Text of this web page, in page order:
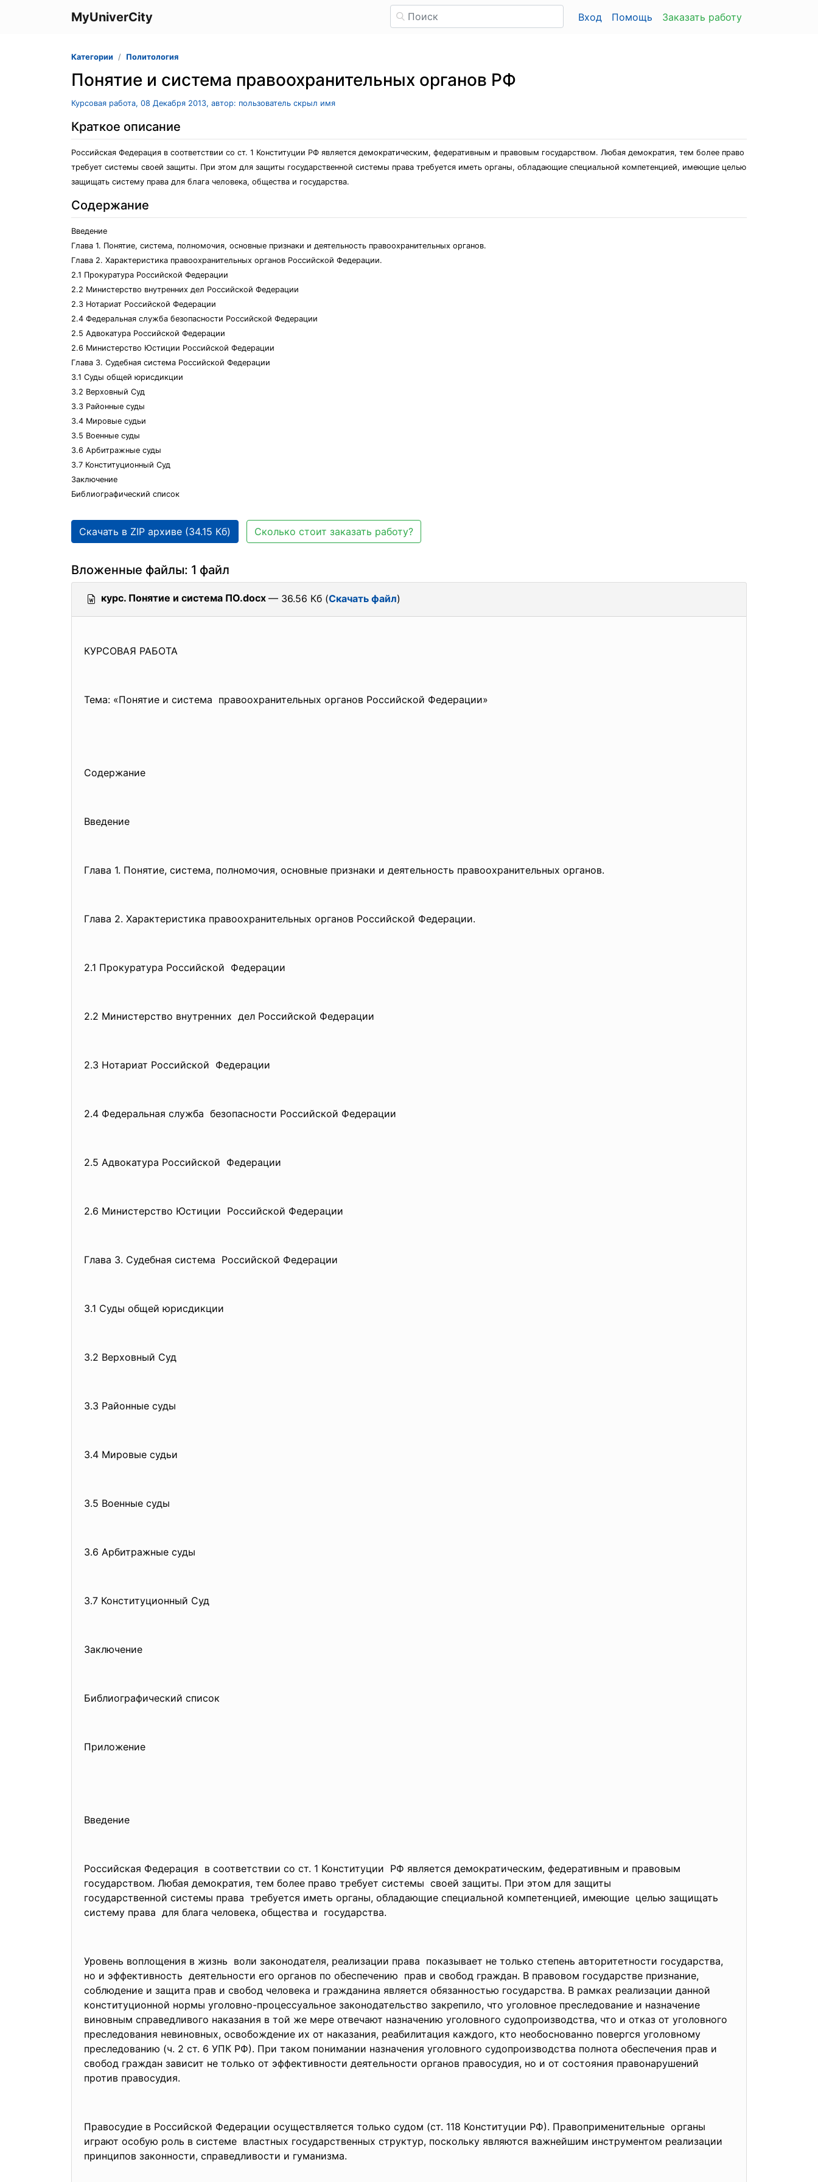
MyUniverCity Вход Помощь Заказать работу
Категории Политология
Понятие и система правоохранительных органов РФ
Курсовая работа, 08 Декабря 2013, автор: пользователь скрыл имя
Краткое описание
Российская Федерация в соответствии со ст. 1 Конституции РФ является демократическим, федеративным и правовым государством. Любая демократия, тем более право
требует системы своей защиты. При этом для защиты государственной системы права требуется иметь органы, обладающие специальной компетенцией, имеющие целью
защищать систему права для блага человека, общества и государства.
Содержание
Введение
Глава 1. Понятие, система, полномочия, основные признаки и деятельность правоохранительных органов.
Глава 2. Характеристика правоохранительных органов Российской Федерации.
2.1 Прокуратура Российской Федерации
2.2 Министерство внутренних дел Российской Федерации
2.3 Нотариат Российской Федерации
2.4 Федеральная служба безопасности Российской Федерации
2.5 Адвокатура Российской Федерации
2.6 Министерство Юстиции Российской Федерации
Глава 3. Судебная система Российской Федерации
3.1 Суды общей юрисдикции
3.2 Верховный Суд
3.3 Районные суды
3.4 Мировые судьи
3.5 Военные суды
3.6 Арбитражные суды
3.7 Конституционный Суд
Заключение
Библиографический список
Скачать в ZIP архиве (34.15 Кб) Сколько стоит заказать работу?
Вложенные файлы: 1 файл
курс. Понятие и система ПО.docx — 36.56 Кб (Скачать файл)
КУРСОВАЯ РАБОТА
Тема: «Понятие и система правоохранительных органов Российской Федерации»
Содержание
Введение
Глава 1. Понятие, система, полномочия, основные признаки и деятельность правоохранительных органов.
Глава 2. Характеристика правоохранительных органов Российской Федерации.
2.1 Прокуратура Российской Федерации
2.2 Министерство внутренних дел Российской Федерации
2.3 Нотариат Российской Федерации
2.4 Федеральная служба безопасности Российской Федерации
2.5 Адвокатура Российской Федерации
2.6 Министерство Юстиции Российской Федерации
Глава 3. Судебная система Российской Федерации
3.1 Суды общей юрисдикции
3.2 Верховный Суд
3.3 Районные суды
3.4 Мировые судьи
3.5 Военные суды
3.6 Арбитражные суды
3.7 Конституционный Суд
Заключение
Библиографический список
Приложение
Введение
Российская Федерация в соответствии со ст. 1 Конституции РФ является демократическим, федеративным и правовым
государством. Любая демократия, тем более право требует системы своей защиты. При этом для защиты
государственной системы права требуется иметь органы, обладающие специальной компетенцией, имеющие целью защищать
систему права для блага человека, общества и государства.
Уровень воплощения в жизнь воли законодателя, реализации права показывает не только степень авторитетности государства,
но и эффективность деятельности его органов по обеспечению прав и свобод граждан. В правовом государстве признание,
соблюдение и защита прав и свобод человека и гражданина является обязанностью государства. В рамках реализации данной
конституционной нормы уголовно-процессуальное законодательство закрепило, что уголовное преследование и назначение
виновным справедливого наказания в той же мере отвечают назначению уголовного судопроизводства, что и отказ от уголовного
преследования невиновных, освобождение их от наказания, реабилитация каждого, кто необоснованно повергся уголовному
преследованию (ч. 2 ст. 6 УПК РФ). При таком понимании назначения уголовного судопроизводства полнота обеспечения прав и
свобод граждан зависит не только от эффективности деятельности органов правосудия, но и от состояния правонарушений
против правосудия.
Правосудие в Российской Федерации осуществляется только судом (ст. 118 Конституции РФ). Правоприменительные органы
играют особую роль в системе властных государственных структур, поскольку являются важнейшим инструментом реализации
принципов законности, справедливости и гуманизма.